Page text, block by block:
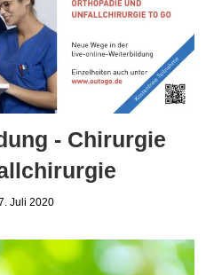
- Chirurgie
Juli 2020